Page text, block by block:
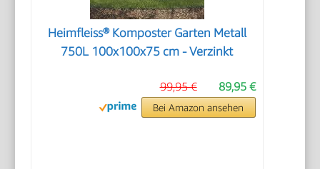
Heimfleiss® Komposter Garten Metall
750L 100x100x75 cm - Verzinkt
89,95 €
99,95 €
Bei Amazon ansehen